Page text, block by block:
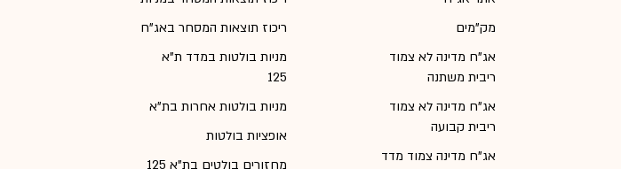
מק"מים
אג"ח מדינה לא צמוד
ריבית משתנה
אג"ח מדינה לא צמוד
ריבית קבועה
אג"ח מדינה צמוד מדד
ריכוז תוצאות המסחר באג"ח
מניות בולטות במדד ת"א
125
מניות בולטות אחרות בת"א
אופציות בולטות
מחזורים בולטים בת"א 125